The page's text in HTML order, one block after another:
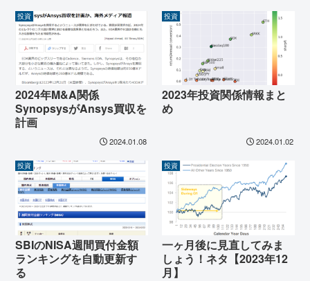
投資
2024年M&A関係
SynopsysがAnsys買収を
計画
2024.01.08
投資
2023年投資関係情報まと
め
2024.01.02
投資
SBIのNISA週間買付金額
ランキングを自動更新す
る
投資
一ヶ月後に見直してみま
しょう！ネタ【2023年12
月】